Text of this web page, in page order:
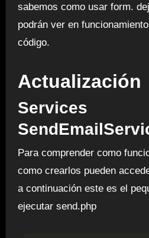
sabemos como usar form.
podrán ver en
código.
Actualización
Services
Para comprender como
como crearlos pueden
a continuación este es el
ejecutar send.php